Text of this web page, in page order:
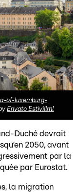
of-luxemburg-
Envato Estivillml
Duché devrait
2050, avant
par la
par Eurostat.
la migration